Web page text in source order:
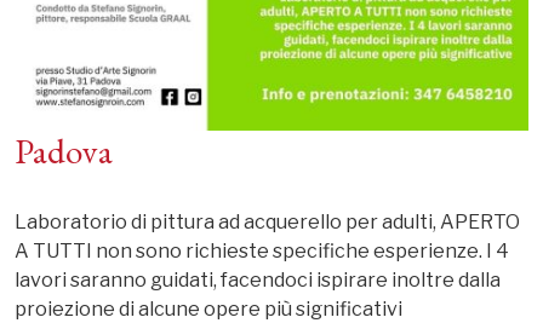
Padova
Laboratorio di pittura ad acquerello per adulti, APERTO
A TUTTI non sono richieste specifiche esperienze. I 4
lavori saranno guidati, facendoci ispirare inoltre dalla
proiezione di alcune opere più significativi